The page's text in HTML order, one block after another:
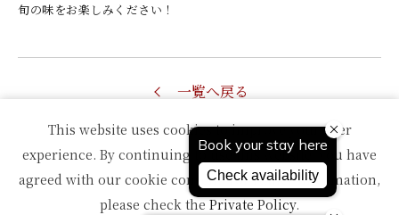
旬の味をお楽しみください！
一覧へ戻る
TOPへ
This website uses cookies to improve your user
experience. By continuing to use this website, you have
agreed with our cookie consent. For futher information,
please check the Private Policy.